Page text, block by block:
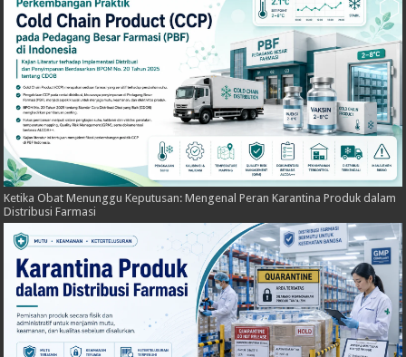
Ketika Obat Menunggu Keputusan: Mengenal Peran Karantina Produk dalam
Distribusi Farmasi